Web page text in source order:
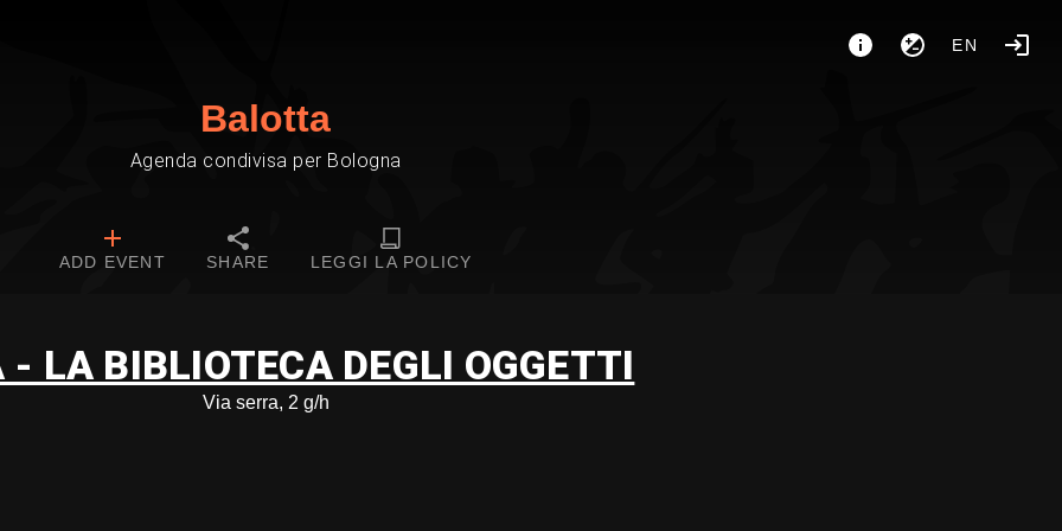
EN
Balotta
Agenda condivisa per Bologna
ADD EVENT SHARE LEGGI LA POLICY
- LA BIBLIOTECA DEGLI OGGETTI
Via serra, 2 g/h